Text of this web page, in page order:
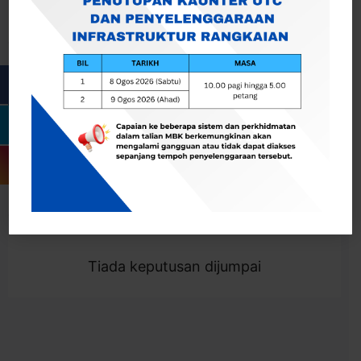
Togol Penapis
Showing 0 result
Tiada keputusan dijumpai